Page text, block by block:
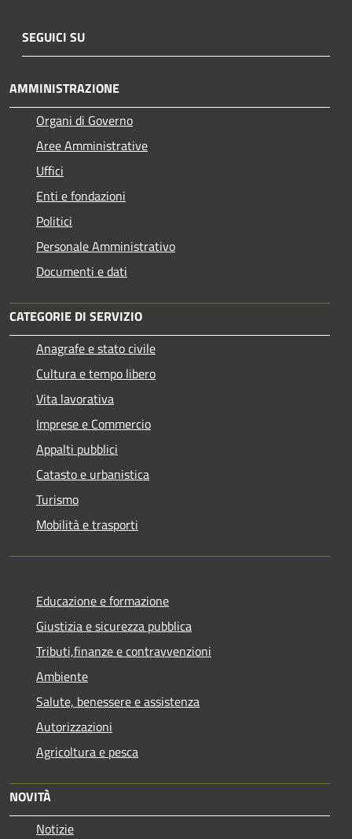
SEGUICI SU
AMMINISTRAZIONE
Organi di Governo
Aree Amministrative
Uffici
Enti e fondazioni
Politici
Personale Amministrativo
Documenti e dati
CATEGORIE DI SERVIZIO
Anagrafe e stato civile
Cultura e tempo libero
Vita lavorativa
Imprese e Commercio
Appalti pubblici
Catasto e urbanistica
Turismo
Mobilità e trasporti
Educazione e formazione
Giustizia e sicurezza pubblica
Tributi,finanze e contravvenzioni
Ambiente
Salute, benessere e assistenza
Autorizzazioni
Agricoltura e pesca
NOVITÀ
Notizie